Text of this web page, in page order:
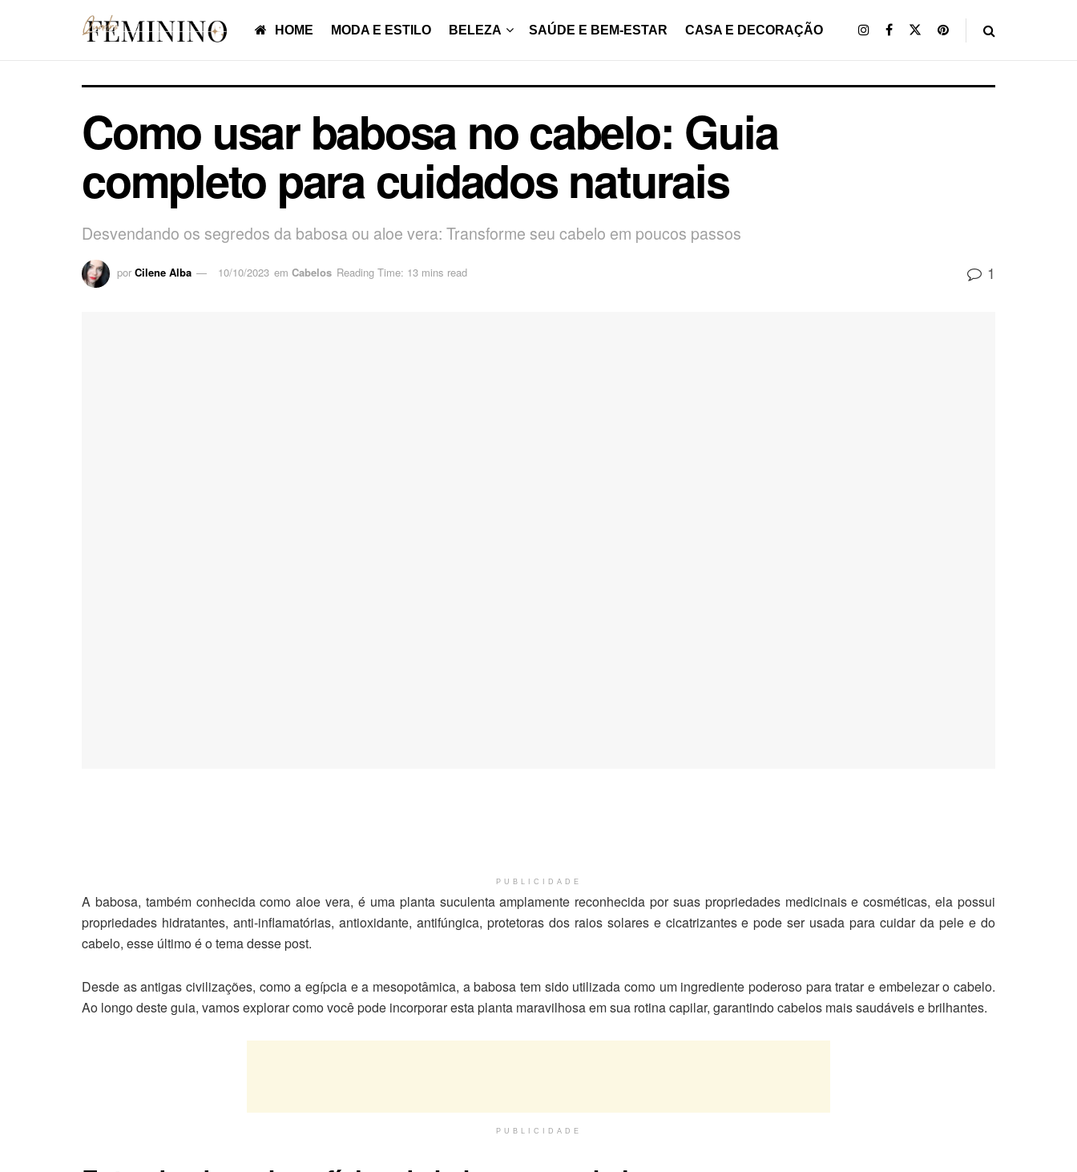
HOME MODA E ESTILO BELEZA SAÚDE E BEM-ESTAR CASA E DECORAÇÃO
Como usar babosa no cabelo: Guia
completo para cuidados naturais
Desvendando os segredos da babosa ou aloe vera: Transforme seu cabelo em poucos passos
por Cilene Alba 10/10/2023 em Cabelos Reading Time: 13 mins read 1
PUBLICIDADE
A babosa, também conhecida como aloe vera, é uma planta suculenta amplamente reconhecida por suas propriedades medicinais e cosméticas, ela possui
propriedades hidratantes, anti-inflamatórias, antioxidante, antifúngica, protetoras dos raios solares e cicatrizantes e pode ser usada para cuidar da pele e do
cabelo, esse último é o tema desse post.
Desde as antigas civilizações, como a egípcia e a mesopotâmica, a babosa tem sido utilizada como um ingrediente poderoso para tratar e embelezar o cabelo.
Ao longo deste guia, vamos explorar como você pode incorporar esta planta maravilhosa em sua rotina capilar, garantindo cabelos mais saudáveis e brilhantes.
PUBLICIDADE